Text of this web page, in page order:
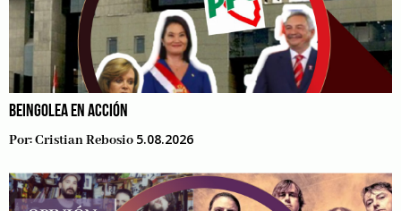
BEINGOLEA EN ACCIÓN
Por:Cristian Rebosio 5.08.2026